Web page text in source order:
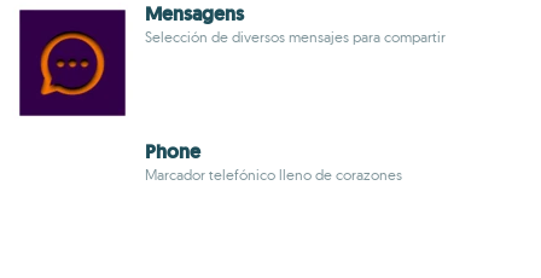
Mensagens
Selección de diversos mensajes para compartir
Phone
Marcador telefónico lleno de corazones